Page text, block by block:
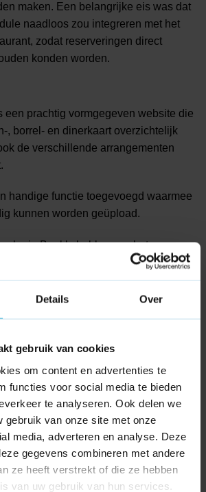
Details Over
gebruik van cookies
om content en advertenties te
functies voor social media te bieden
te analyseren. Ook delen we
gebruik van onze site met onze
media, adverteren en analyse. Deze
gegevens combineren met andere
ze heeft verstrekt of die ze hebben
van uw gebruik van hun services.
maken. Een belangrijke eis was dat
naadloos zou integreren met het
zodat reserveringen direct
konden worden.
een prachtig vormgegeven website die
, borrel- en dinerkaart overzichtelijk
de verschillende arrangementen
handige functie toegevoegd waarmee
kunnen worden geüpload.
plugin Bookly hebben we het
volledig geïntegreerd met het
De Tijd kan hierdoor
en efficiënt verwerken wat het